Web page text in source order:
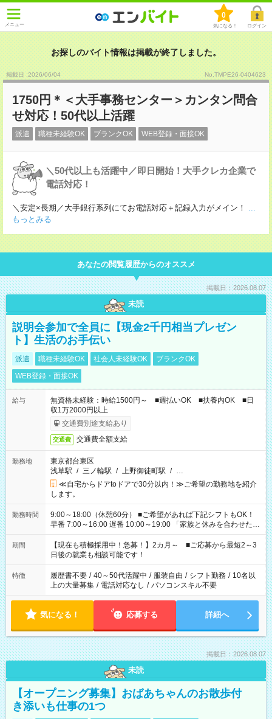
メニュー
0
気になる！ ログイン
お探しのバイト情報は掲載が終了しました。
掲載日 :2026/06/04 No.TMPE26-0404623
1750円＊＜大手事務センター＞カンタン問合
せ対応！50代以上活躍
派遣 職種未経験OK ブランクOK WEB登録・面接OK
＼50代以上も活躍中／即日開始！大手クレカ企業で
電話対応！
＼安定×長期／大手銀行系列にてお電話対応＋記録入力がメイン！
...
もっとみる
あなたの閲覧履歴からのオススメ
掲載日：2026.08.07
未読
説明会参加で全員に【現金2千円相当プレゼン
ト】生活のお手伝い
派遣 職種未経験OK 社会人未経験OK
ブランクOK
WEB登録・面接OK
給与
無資格未経験：時給1500円～ ■週払いOK ■扶養内OK ■日
収1万2000円以上
交通費別途支給あり
交通費 交通費全額支給
勤務地
東京都台東区
浅草駅 / 三ノ輪駅 / 上野御徒町駅 / …
≪自宅からドアtoドアで30分以内！≫ご希望の勤務地を紹介
します。
勤務時間
9:00～18:00（休憩60分） ■ご希望があれば下記シフトもOK！
早番 7:00～16:00 遅番 10:00～19:00 「家族と休みを合わせた
い」 「余裕を持って夕飯の準備がしたい」 「できれば残業はし
たくない」 など、ご希望を教えてくださいね。 ※Wワーク希望
の方へ 今ご覧のお仕事で希望する勤務時間と、もう1つのお仕事
の勤務時間。 合計で週40時間を超える場合は応募できません。
期間
【現在も積極採用中！急募！】2カ月～ ■ご応募から最短2～3
日後の就業も相談可能です！
特徴 履歴書不要 / 40～50代活躍中 / 服装自由 / シフト勤務 / 10名以
上の大量募集 / 電話対応なし / パソコンスキル不要
気になる！ 応募する 詳細へ
掲載日：2026.08.07
未読
【オープニング募集】おばあちゃんのお散歩付
き添いも仕事の1つ